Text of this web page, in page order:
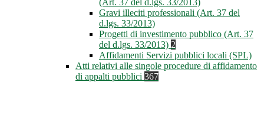
(Art. 37 del d.lgs. 33/2013)
Gravi illeciti professionali (Art. 37 del
d.lgs. 33/2013)
Progetti di investimento pubblico (Art. 37
del d.lgs. 33/2013) 2
Affidamenti Servizi pubblici locali (SPL)
Atti relativi alle singole procedure di affidamento
di appalti pubblici 367